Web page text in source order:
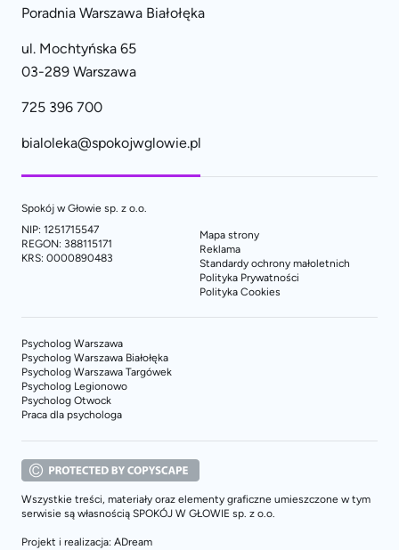
Poradnia Warszawa Białołęka
ul. Mochtyńska 65
03-289 Warszawa
725 396 700
bialoleka@spokojwglowie.pl
Spokój w Głowie sp. z o.o.
NIP: 1251715547
REGON: 388115171
KRS: 0000890483
Mapa strony
Reklama
Standardy ochrony małoletnich
Polityka Prywatności
Polityka Cookies
Psycholog Warszawa
Psycholog Warszawa Białołęka
Psycholog Warszawa Targówek
Psycholog Legionowo
Psycholog Otwock
Praca dla psychologa
Wszystkie treści, materiały oraz elementy graficzne umieszczone w tym
serwisie są własnością SPOKÓJ W GŁOWIE sp. z o.o.
Projekt i realizacja: ADream